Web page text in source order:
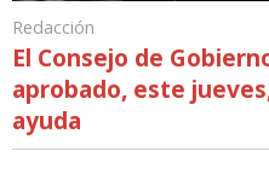
Redacción
El Consejo de
aprobado, este
ayuda